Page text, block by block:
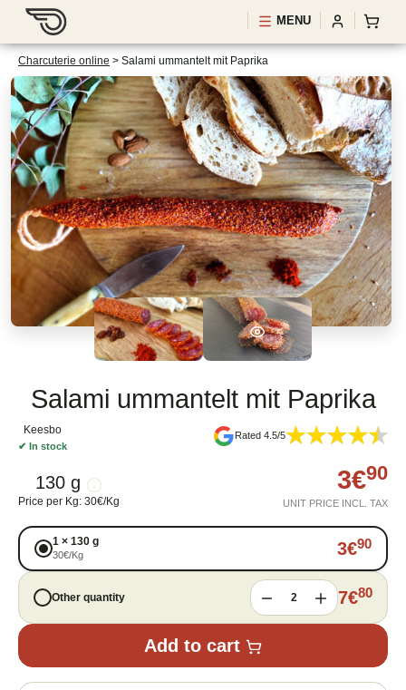
MENU
Charcuterie online > Salami ummantelt mit Paprika
Salami ummantelt mit Paprika
Keesbo
✔ In stock
Rated 4.5/5
130 g
Price per Kg: 30€/Kg
3€90
UNIT PRICE INCL. TAX
1 × 130 g
30€/Kg 3€90
Other quantity 2 7€80
Add to cart